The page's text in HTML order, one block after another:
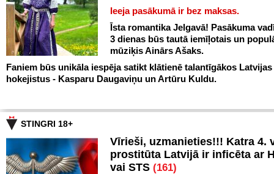
Ieeja pasākumā ir bez maksas.
Īsta romantika Jelgavā! Pasākuma
3 dienas būs tautā iemīļotais un
mūziķis Ainārs Ašaks.
Faniem būs unikāla iespēja satikt klātienē talantīgākos Latvijas
hokejistus - Kasparu Daugaviņu un Artūru Kuldu.
STINGRI 18+
Vīrieši, uzmanieties!!! Katra 4.
prostitūta Latvijā ir inficēta ar
vai STS (161)